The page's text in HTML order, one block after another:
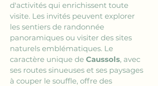
d'activités qui enrichissent toute
visite. Les invités peuvent explorer
les sentiers de randonnée
panoramiques ou visiter des sites
naturels emblématiques. Le
caractère unique de Caussols, avec
ses routes sinueuses et ses paysages
à couper le souffle, offre des